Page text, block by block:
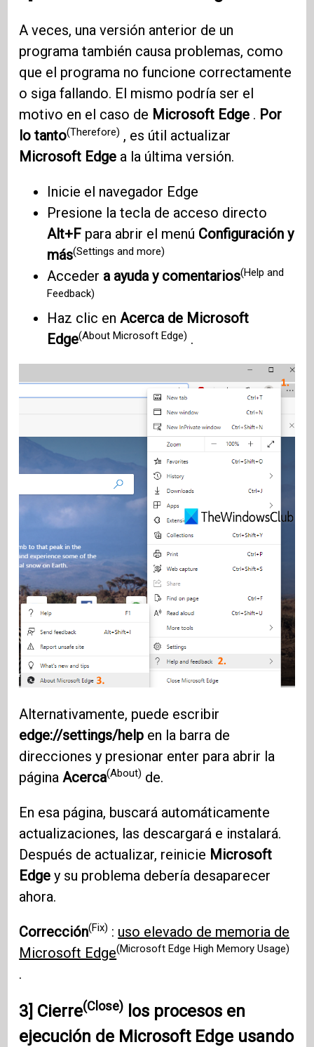
A veces, una versión anterior de un
programa también causa problemas, como
que el programa no funcione correctamente
o siga fallando. El mismo podría ser el
motivo en el caso de Microsoft Edge . Por
lo tanto(Therefore) , es útil actualizar
Microsoft Edge a la última versión.
Inicie el navegador Edge
Presione la tecla de acceso directo
Alt+F para abrir el menú Configuración y
más(Settings and more)
Acceder a ayuda y comentarios(Help and
Feedback)
Haz clic enAcerca de Microsoft
Edge(About Microsoft Edge) .
Alternativamente, puede escribir
edge://settings/help en la barra de
direcciones y presionar enter para abrir la
página Acerca(About) de.
En esa página, buscará automáticamente
actualizaciones, las descargará e instalará.
Después de actualizar, reinicie Microsoft
Edge y su problema debería desaparecer
ahora.
Corrección(Fix) : uso elevado de memoria de
Microsoft Edge(Microsoft Edge High Memory Usage)
.
3] Cierre(Close)
los procesos en
ejecución de Microsoft Edge usando